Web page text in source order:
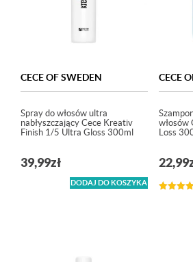
CECE OF SWEDEN
Spray do włosów ultra
nabłyszczający Cece Kreativ
Finish 1/5 Ultra Gloss 300ml
39,99zł
DODAJ DO KOSZYKA
CECE
włosów
Loss
22,99